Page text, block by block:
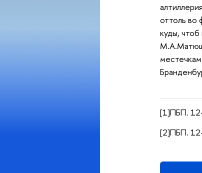
оттоль во
куды,
[1]ПБП.
[2]ПБП.